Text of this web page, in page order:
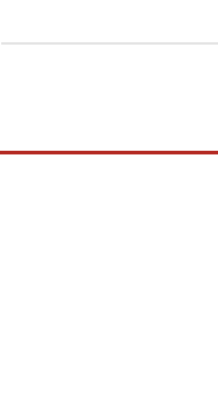
尺寸」，配備全面升級！